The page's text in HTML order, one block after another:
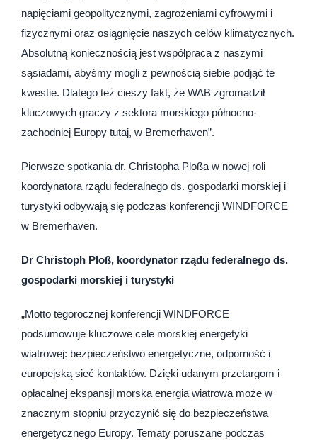
napięciami geopolitycznymi, zagrożeniami cyfrowymi i
fizycznymi oraz osiągnięcie naszych celów klimatycznych.
Absolutną koniecznością jest współpraca z naszymi
sąsiadami, abyśmy mogli z pewnością siebie podjąć te
kwestie. Dlatego też cieszy fakt, że WAB zgromadził
kluczowych graczy z sektora morskiego północno-
zachodniej Europy tutaj, w Bremerhaven”.
Pierwsze spotkania dr. Christopha Ploßa w nowej roli
koordynatora rządu federalnego ds. gospodarki morskiej i
turystyki odbywają się podczas konferencji WINDFORCE
w Bremerhaven.
Dr Christoph Ploß, koordynator rządu federalnego ds.
gospodarki morskiej i turystyki
„Motto tegorocznej konferencji WINDFORCE
podsumowuje kluczowe cele morskiej energetyki
wiatrowej: bezpieczeństwo energetyczne, odporność i
europejską sieć kontaktów. Dzięki udanym przetargom i
opłacalnej ekspansji morska energia wiatrowa może w
znacznym stopniu przyczynić się do bezpieczeństwa
energetycznego Europy. Tematy poruszane podczas